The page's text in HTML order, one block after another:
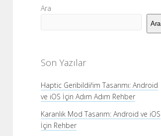
Yan
Menü
Ara
Ara
Son Yazılar
Haptic Geribildiřim Tasarımı: Android
ve iOS İçin Adım Adım Rehber
Karanlık Mod Tasarım: Android ve iOS
İçin Rehber